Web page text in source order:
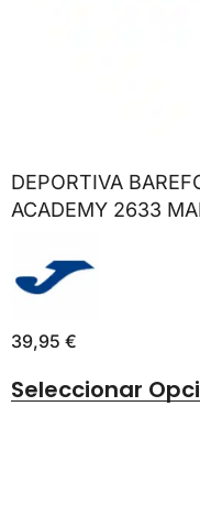
DEPORTIVA
ACADEMY 2633
39,95 €
Seleccionar